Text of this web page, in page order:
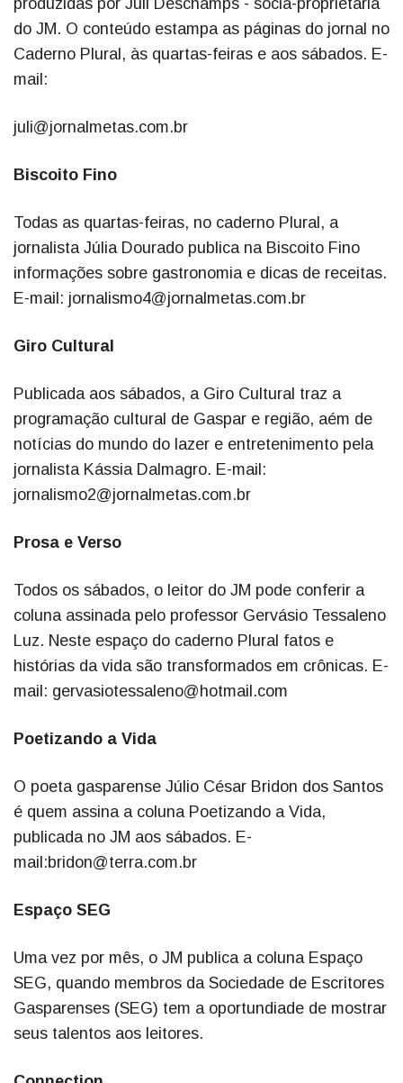
do JM. O conteúdo estampa as páginas do jornal no
Caderno Plural, às quartas-feiras e aos sábados. E-
mail:
juli@jornalmetas.com.br
Biscoito Fino
Todas as quartas-feiras, no caderno Plural, a
jornalista Júlia Dourado publica na Biscoito Fino
informações sobre gastronomia e dicas de receitas.
E-mail: jornalismo4@jornalmetas.com.br
Giro Cultural
Publicada aos sábados, a Giro Cultural traz a
programação cultural de Gaspar e região, aém de
notícias do mundo do lazer e entretenimento pela
jornalista Kássia Dalmagro. E-mail:
jornalismo2@jornalmetas.com.br
Prosa e Verso
Todos os sábados, o leitor do JM pode conferir a
coluna assinada pelo professor Gervásio Tessaleno
Luz. Neste espaço do caderno Plural fatos e
histórias da vida são transformados em crônicas. E-
mail: gervasiotessaleno@hotmail.com
Poetizando a Vida
O poeta gasparense Júlio César Bridon dos Santos
é quem assina a coluna Poetizando a Vida,
publicada no JM aos sábados. E-
mail:bridon@terra.com.br
Espaço SEG
Uma vez por mês, o JM publica a coluna Espaço
SEG, quando membros da Sociedade de Escritores
Gasparenses (SEG) tem a oportundiade de mostrar
seus talentos aos leitores.